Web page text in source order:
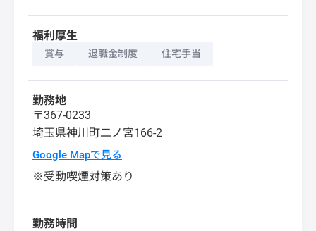
福利厚生
賞与 退職金制度 住宅手当
勤務地
〒367-0233
埼玉県神川町二ノ宮166-2
Google Mapで見る
※受動喫煙対策あり
勤務時間